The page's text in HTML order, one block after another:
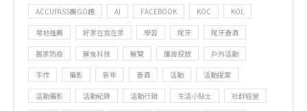
ACCUPASS團GO趣 AI FACEBOOK KOC KOL
場地推薦 好家在我在家 學習 尾牙 尾牙春酒
居家防疫 展會科技 展覽 廣告投放 戶外活動
手作 攝影 新年 春酒 活動 活動提案
活動攝影 活動紀錄 活動行銷 生活小貼士 社群經營